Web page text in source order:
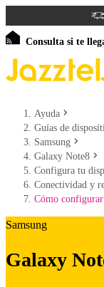
Consulta si te
Ayuda
Guías de
Samsung
Galaxy Note8
Configura tu
Conectividad y
Cómo
Samsung
Galaxy